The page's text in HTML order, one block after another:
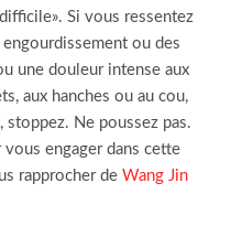
Si vous ressentez
ou des
une douleur intense aux
aux hanches ou au cou,
stoppez. Ne poussez pas.
engager dans cette
rapprocher de Wang Jin